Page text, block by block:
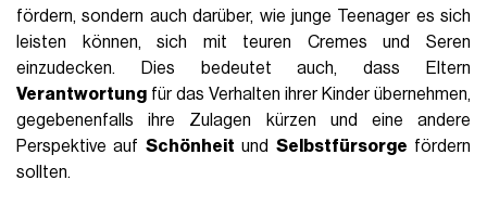
fördern, sondern auch darüber, wie junge Teenager es sich
leisten können, sich mit teuren Cremes und Seren
einzudecken. Dies bedeutet auch, dass Eltern
Verantwortung für das Verhalten ihrer Kinder übernehmen,
gegebenenfalls ihre Zulagen kürzen und eine andere
Perspektive auf Schönheit und Selbstfürsorge fördern
sollten.